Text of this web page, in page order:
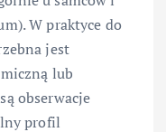
W praktyce do
jest
lub
obserwacje
profil